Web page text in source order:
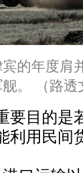
的年度肩
。 （路透
要目的是
利用民间